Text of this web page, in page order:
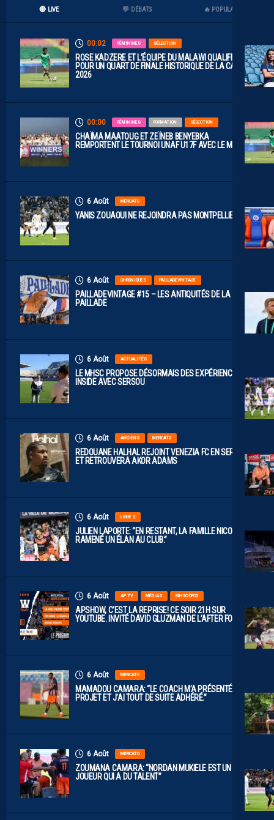
🔴 LIVE 💬 DÉBATS 🔥 POPULAIRES
00:02 FÉMININES SÉLECTION
ROSE KADZERE ET L’ÉQUIPE DU MALAWI QUALIFIÉES
POUR UN QUART DE FINALE HISTORIQUE DE LA CAN
2026
00:00 FÉMININES FORMATION SÉLECTION
CHAÏMA MAATOUG ET ZEÏNEB BENYEBKA
REMPORTENT LE TOURNOI UNAF U17F AVEC LE MAROC
6 Août MERCATO
YANIS ZOUAOUI NE REJOINDRA PAS MONTPELLIER…
6 Août CHRONIQUES PAILLADEVINTAGE
PAILLADEVINTAGE #15 – LES ANTIQUITÉS DE LA
PAILLADE
6 Août ACTUALITÉS
LE MHSC PROPOSE DÉSORMAIS DES EXPÉRIENCES
INSIDE AVEC SERSOU
6 Août ANCIENS MERCATO
REDOUANE HALHAL REJOINT VENEZIA FC EN SERIE A
ET RETROUVERA AKOR ADAMS
6 Août LIGUE 2
JULIEN LAPORTE: “EN RESTANT, LA FAMILLE NICOLLIN A
RAMENÉ UN ÉLAN AU CLUB.”
6 Août AP TV MÉDIAS MHSC-DFCO
APSHOW, C’EST LA REPRISE! CE SOIR 21H SUR
YOUTUBE. INVITÉ DAVID GLUZMAN DE L’AFTER FOOT.
6 Août MERCATO
MAMADOU CAMARA: “LE COACH M’A PRÉSENTÉ LE
PROJET ET J’AI TOUT DE SUITE ADHÉRÉ.”
6 Août MERCATO
ZOUMANA CAMARA: “NORDAN MUKIELE EST UN
JOUEUR QUI A DU TALENT”